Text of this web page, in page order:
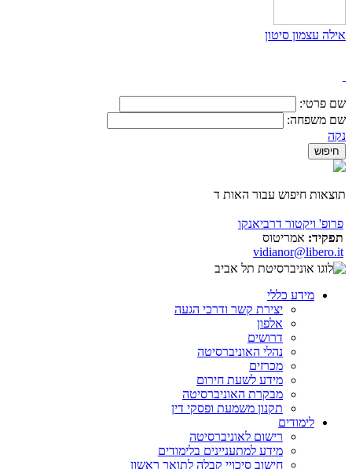
אילה עצמון סיטון
שם פרטי:
שם משפחה:
נקה
תוצאות חיפוש עבור האות ד
פרופ' ויקטור דרביאנקו
תפקיד: אמריטוס
vidianor@libero.it
מידע כללי
יצירת קשר ודרכי הגעה
אלפון
דרושים
נהלי האוניברסיטה
מכרזים
מידע לשעת חירום
מבקרת האוניברסיטה
תקנון משמעת ופסקי דין
לימודים
רישום לאוניברסיטה
מידע למתעניינים בלימודים
חישוב סיכויי קבלה לתואר ראשון